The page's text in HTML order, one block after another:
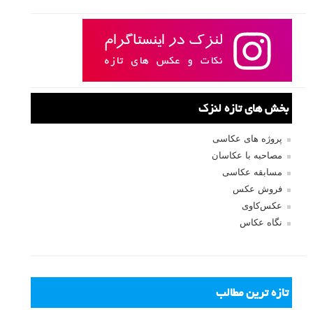
بخش های تازه لنزک
پروژه های عکاسی
مصاحبه با عکاسان
مسابقه عکاسی
فروش عکس
عکس‌کاوی
نگاه عکاس
تازه ترین مطالب